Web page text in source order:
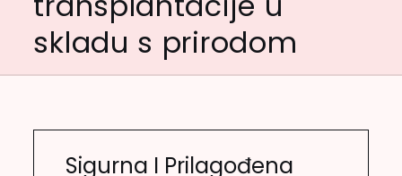
skladu s prirodom
Sigurna I Prilagođena